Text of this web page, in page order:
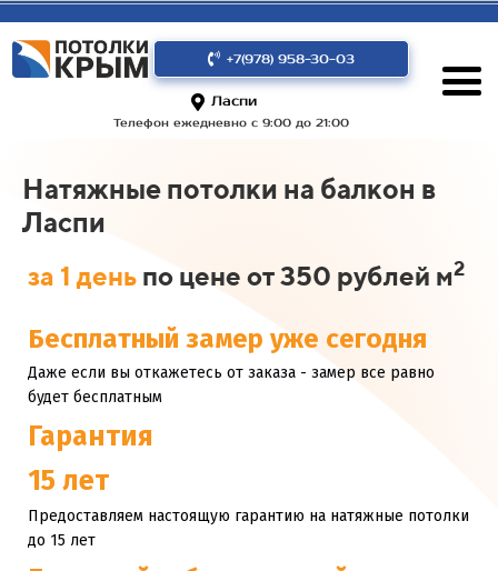
+7(978) 958-30-03
Ласпи
Телефон ежедневно с 9:00 до 21:00
Натяжные потолки на балкон в
Ласпи
за 1 день по цене от 350 рублей м2
Бесплатный замер уже сегодня
Даже если вы откажетесь от заказа - замер все равно
будет бесплатным
Гарантия
15 лет
Предоставляем настоящую гарантию на натяжные потолки
до 15 лет